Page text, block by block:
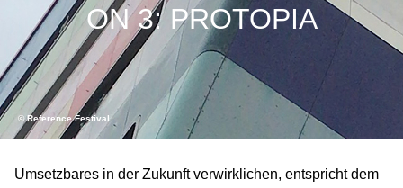
ON 3: PROTOPIA
© Reference Festival
Umsetzbares in der Zukunft verwirklichen, entspricht dem